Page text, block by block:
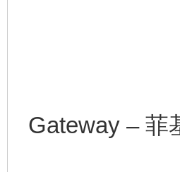
Gateway – 菲